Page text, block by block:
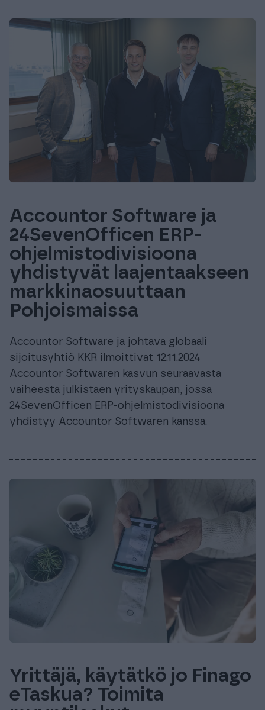
Accountor Software ja
24SevenOfficen ERP-
ohjelmistodivisioona
yhdistyvät laajentaakseen
markkinaosuuttaan
Pohjoismaissa
Accountor Software ja johtava globaali
sijoitusyhtiö KKR ilmoittivat 12.11.2024
Accountor Softwaren kasvun seuraavasta
vaiheesta julkistaen yrityskaupan, jossa
24SevenOfficen ERP-ohjelmistodivisioona
yhdistyy Accountor Softwaren kanssa.
Yrittäjä, käytätkö jo Finago
eTaskua? Toimita